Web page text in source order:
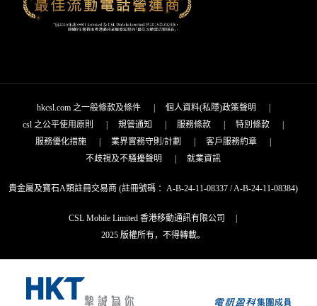
hkcsl.com 之一般條款及條件| 個人資料(私隱)政策聲明
csl 之公平使用原則
規管通知 服務條款 特別條款
服務優化措施
業界實務守則/計劃 客戶服務約章
不歧視及不騷擾聲明
就業資訊
貴金屬及寶石A類註冊交易商 (註冊號碼 ：A-B-24-11-08337 / A-B-24-11-08384)
CSL Mobile Limited 香港移動通訊有限公司
|
2025 版權所有，不得轉載。